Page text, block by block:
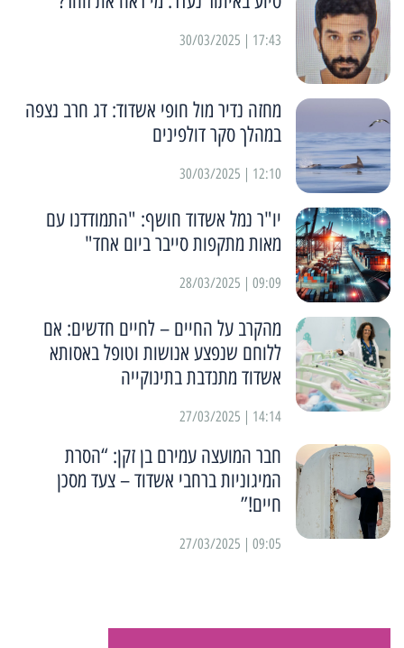
17:43 | 30/03/2025
מחזה נדיר מול חופי אשדוד: דג חרב נצפה
במהלך סקר דולפינים
12:10 | 30/03/2025
יו"ר נמל אשדוד חושף: "התמודדנו עם
מאות מתקפות סייבר ביום אחד"
09:09 | 28/03/2025
מהקרב על החיים – לחיים חדשים: אם
ללוחם שנפצע אנושות וטופל באסותא
אשדוד מתנדבת בתינוקייה
14:14 | 27/03/2025
חבר המועצה עמירם בן זקן: “הסרת
המיגוניות ברחבי אשדוד – צעד מסכן
חיים!”
09:05 | 27/03/2025